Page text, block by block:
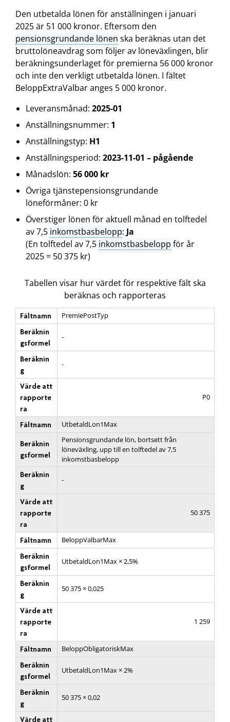
Den utbetalda lönen för anställningen i januari
2025 är 51 000 kronor. Eftersom den
pensionsgrundande lönen ska beräknas utan det
bruttolöneavdrag som följer av löneväxlingen, blir
beräkningsunderlaget för premierna 56 000 kronor
och inte den verkligt utbetalda lönen. I fältet
BeloppExtraValbar anges 5 000 kronor.
Leveransmånad: 2025-01
Anställningsnummer: 1
Anställningstyp: H1
Anställningsperiod: 2023-11-01 – pågående
Månadslön: 56 000 kr
Övriga tjänstepensionsgrundande
löneförmåner: 0 kr
Överstiger lönen för aktuell månad en tolftedel
av 7,5 inkomstbasbelopp: Ja
(En tolftedel av 7,5 inkomstbasbelopp för år
2025 = 50 375 kr)
Tabellen visar hur värdet för respektive fält ska
beräknas och rapporteras
Fältnamn
PremiePostTyp
Beräknin
gsformel
-
Beräknin
g
-
Värde att
rapporte
ra
P0
Fältnamn UtbetaldLon1Max
Beräknin
gsformel
Pensionsgrundande lön, bortsett från
löneväxling, upp till en tolftedel av 7,5
inkomstbasbelopp
Beräknin
g
-
Värde att
rapporte
ra
50 375
Fältnamn
BeloppValbarMax
Beräknin
gsformel
UtbetaldLon1Max × 2,5%
Beräknin
g
50 375 × 0,025
Värde att
rapporte
ra
1 259
Fältnamn
BeloppObligatoriskMax
Beräknin
gsformel
UtbetaldLon1Max × 2%
Beräknin
g
50 375 × 0,02
Värde att